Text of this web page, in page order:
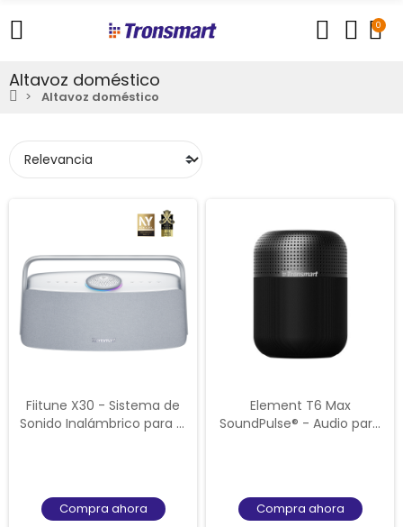
0
Altavoz doméstico
Altavoz doméstico
Fiitune X30 - Sistema de
Sonido Inalámbrico para el
Compra ahora
Element T6 Max
SoundPulse® - Audio para
Compra ahora